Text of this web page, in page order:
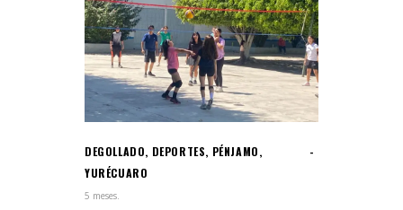
DEGOLLADO, DEPORTES, PÉNJAMO,
YURÉCUARO
5 meses.